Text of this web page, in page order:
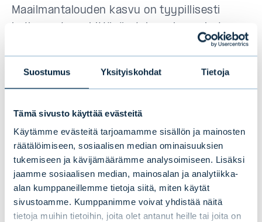
Suostumus Yksityiskohdat Tietoja
Tämä sivusto käyttää evästeitä
Käytämme evästeitä tarjoamamme sisällön ja mainosten
räätälöimiseen, sosiaalisen median ominaisuuksien
tukemiseen ja kävijämäärämme analysoimiseen. Lisäksi
jaamme sosiaalisen median, mainosalan ja analytiikka-
alan kumppaneillemme tietoja siitä, miten käytät
sivustoamme. Kumppanimme voivat yhdistää näitä
tietoja muihin tietoihin, joita olet antanut heille tai joita on
Maailmantalouden kasvu on tyypillisesti
shokki kuten finanssikriisi, öljykartelli tai
Maailmantalouden talouskasvun hitaus
tarkoittaa, että suhdanteesta tulee
vastaavasti hyvin pitkä. Yhdysvalloissa ja
Saksassa täystyöllisyys on kuitenkin jo
todellisuutta. Inflaation poissaolo kertoo
meille, että työttömyysaste antaa harhaisen